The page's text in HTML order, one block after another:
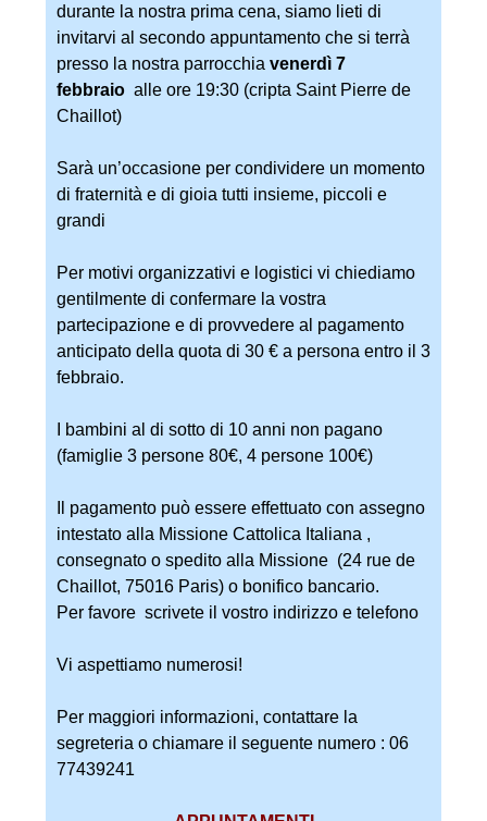
durante la nostra prima cena, siamo lieti di
invitarvi al secondo appuntamento che si terrà
presso la nostra parrocchia venerdì 7
febbraio alle ore 19:30 (cripta Saint Pierre de
Chaillot)
Sarà un’occasione per condividere un momento
di fraternità e di gioia tutti insieme, piccoli e
grandi
Per motivi organizzativi e logistici vi chiediamo
gentilmente di confermare la vostra
partecipazione e di provvedere al pagamento
anticipato della quota di 30 € a persona entro il 3
febbraio.
I bambini al di sotto di 10 anni non pagano
(famiglie 3 persone 80€, 4 persone 100€)
Il pagamento può essere effettuato con assegno
intestato alla Missione Cattolica Italiana ,
consegnato o spedito alla Missione (24 rue de
Chaillot, 75016 Paris) o bonifico bancario.
Per favore scrivete il vostro indirizzo e telefono
Vi aspettiamo numerosi!
Per maggiori informazioni, contattare la
segreteria o chiamare il seguente numero : 06
77439241